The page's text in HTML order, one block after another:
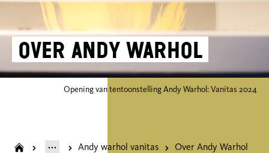
Over Andy Warhol
Opening van tentoonstelling Andy Warhol: Vanitas 2024
Andy warhol vanitas Over Andy Warhol